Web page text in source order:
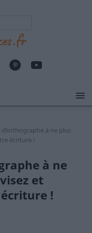
d’orthographe à ne plus
écriture !
à ne
et
!